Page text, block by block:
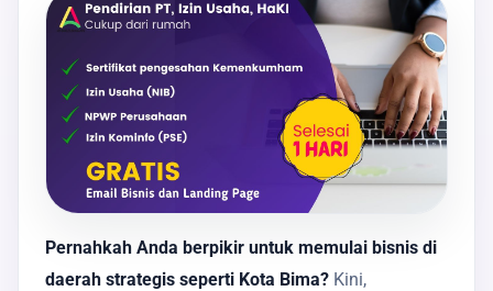
Pernahkah Anda berpikir untuk memulai bisnis di
daerah strategis seperti Kota Bima? Kini,